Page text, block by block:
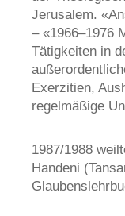
Jerusalem.
– «1966–1976
Tätigkeiten in
Exerzitien,
regelmäßige
1987/1988
Handeni